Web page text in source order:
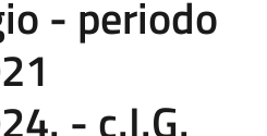
- periodo
- c.I.G.